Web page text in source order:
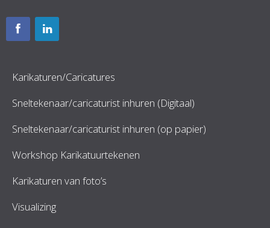
Karikaturen/Caricatures
Sneltekenaar/caricaturist inhuren (Digitaal)
Sneltekenaar/caricaturist inhuren (op papier)
Workshop Karikatuurtekenen
Karikaturen van foto’s
Visualizing